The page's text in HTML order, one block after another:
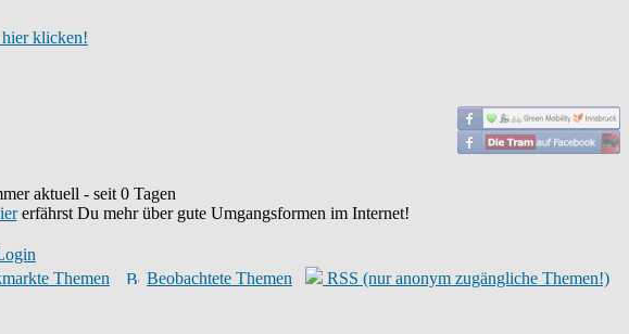
hier klicken!
aktuell - seit 0 Tagen
erfährst Du mehr über gute Umgangsformen im Internet!
Themen
Beobachtete Themen RSS (nur anonym zugängliche Themen!)